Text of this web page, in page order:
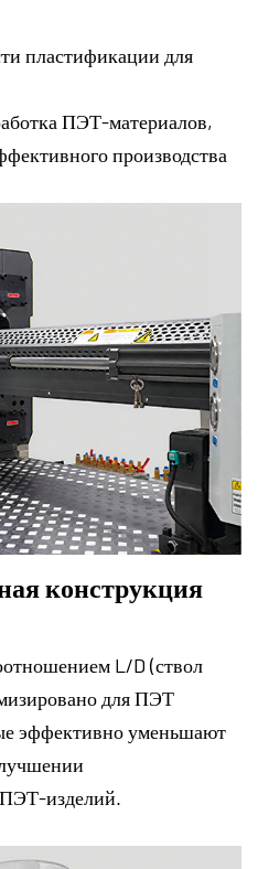
пластификации для
ПЭТ-материалов,
производства
конструкция
L/D (ствол
для ПЭТ
эффективно уменьшают
ПЭТ-изделий.